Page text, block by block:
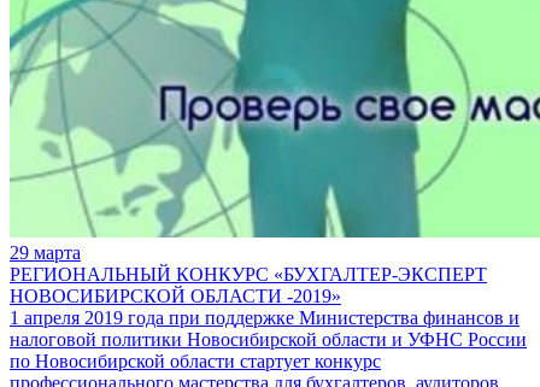
29 марта
РЕГИОНАЛЬНЫЙ КОНКУРС «БУХГАЛТЕР-ЭКСПЕРТ
НОВОСИБИРСКОЙ ОБЛАСТИ -2019»
1 апреля 2019 года при поддержке Министерства финансов и
налоговой политики Новосибирской области и УФНС России
по Новосибирской области стартует конкурс
профессионального мастерства для бухгалтеров, аудиторов,